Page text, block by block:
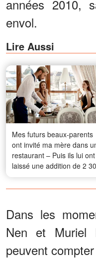
années 2010,
envol.
Lire Aussi
Mes futurs beaux-parents
ont invité ma mère dans
restaurant – Puis ils lui ont
laissé une addition de 2
dollars, mais j'ai pris une
revanche des plus
Dans les
Nen et Muriel
peuvent